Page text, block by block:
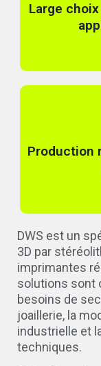
Large
Production
DWS est un
3D par
imprimantes
solutions sont
besoins de
joaillerie, la
industrielle et
techniques.